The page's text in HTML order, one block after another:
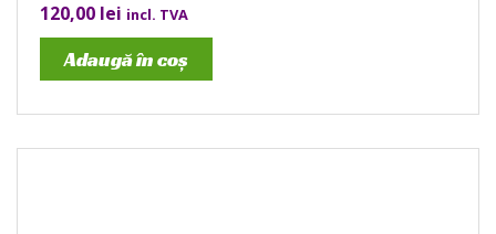
120,00 lei incl. TVA
Adaugă în coș